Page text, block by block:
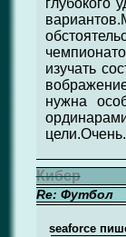
глубокого
изучать
нужна
цели.Очень.
Кибер
Re: Футбол
seaforce